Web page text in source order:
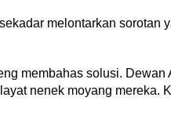
melontarkan sorotan
membahas solusi. Dewan
nenek moyang mereka.